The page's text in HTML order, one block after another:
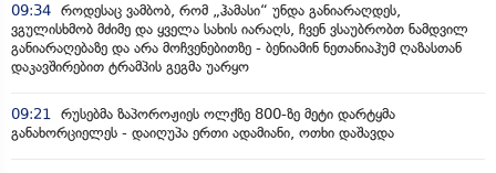
09:34 როდესაც ვამბობ, რომ „ჰამასი“ უნდა განიარაღდეს,
ვგულისხმობ მძიმე და ყველა სახის იარაღს, ჩვენ ვსაუბრობთ ნამდვილ
განიარაღებაზე და არა მოჩვენებითზე - ბენიამინ ნეთანიაჰუმ ღაზასთან
დაკავშირებით ტრამპის გეგმა უარყო
09:21
რუსებმა ზაპოროჟიეს ოლქზე 800-ზე მეტი დარტყმა
განახორციელეს - დაიღუპა ერთი ადამიანი, ოთხი დაშავდა